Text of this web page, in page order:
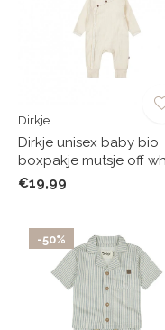
Dirkje
Dirkje unisex baby bio
boxpakje mutsje off
€19,99
-50%